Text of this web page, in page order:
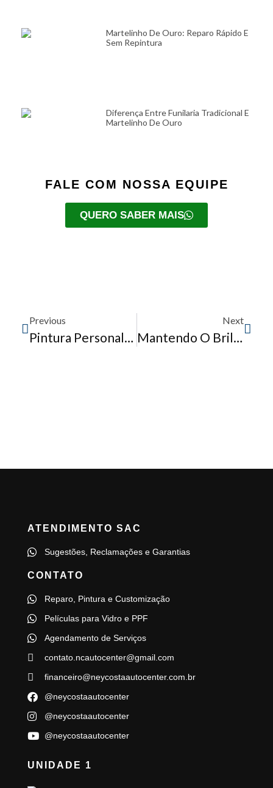
Martelinho De Ouro: Reparo Rápido E
Sem Repintura
Diferença Entre Funilaria Tradicional E
Martelinho De Ouro
FALE COM NOSSA EQUIPE
QUERO SABER MAIS
Previous
Pintura Personalizada: Explorando A Criatividade E A Individualidade Nos Veículos
Next
Mantendo O Brilho Do Seu Carro Por Mais Tempo
ATENDIMENTO SAC
Sugestões, Reclamações e Garantias
CONTATO
Reparo, Pintura e Customização
Películas para Vidro e PPF
Agendamento de Serviços
contato.ncautocenter@gmail.com
financeiro@neycostaautocenter.com.br
@neycostaautocenter
@neycostaautocenter
@neycostaautocenter
UNIDADE 1